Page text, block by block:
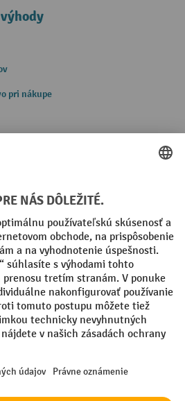
pri nákupe
(Visa)
údajov
costsand possible delivery charges,